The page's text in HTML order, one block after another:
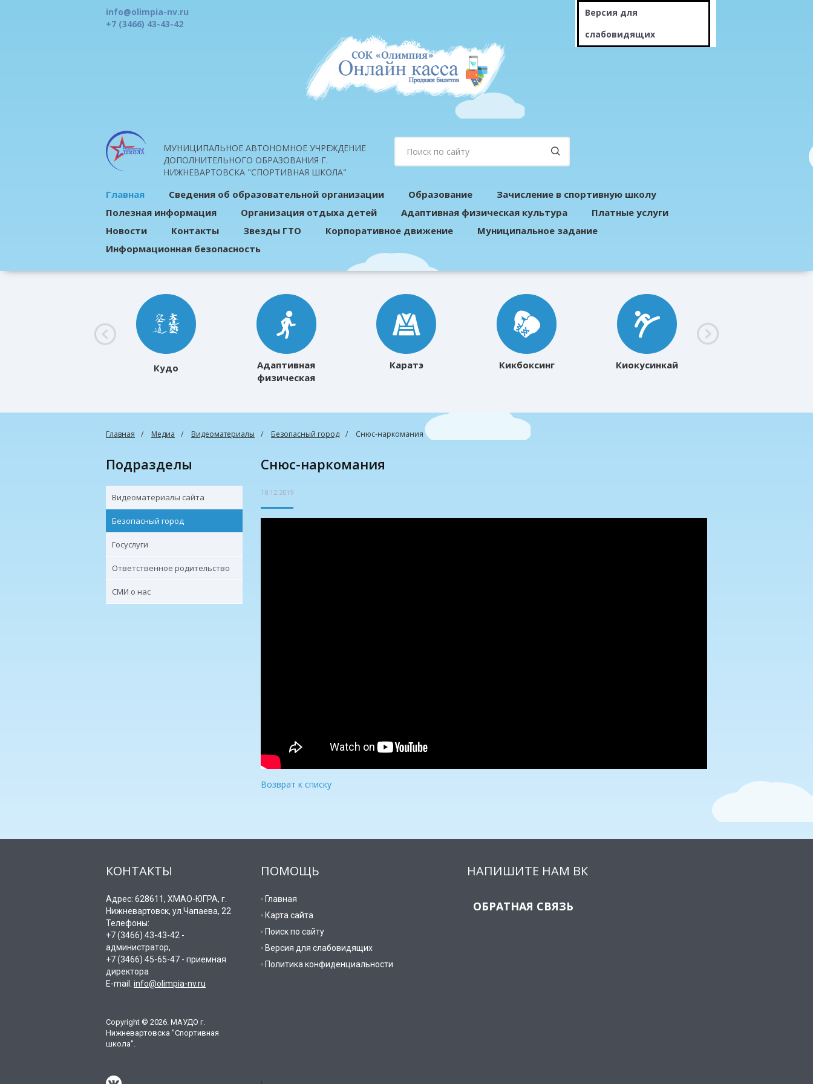
info@olimpia-nv.ru
+7 (3466) 43-43-42
Версия для
слабовидящих
МУНИЦИПАЛЬНОЕ АВТОНОМНОЕ УЧРЕЖДЕНИЕ
ДОПОЛНИТЕЛЬНОГО ОБРАЗОВАНИЯ Г.
НИЖНЕВАРТОВСКА "СПОРТИВНАЯ ШКОЛА"
Главная Сведения об образовательной организации Образование
Зачисление в спортивную школу
Полезная информация
Организация отдыха детей Адаптивная физическая культура
Платные услуги
Новости
Контакты Звезды ГТО Корпоративное движение
Муниципальное задание
Информационная безопасность
Кудо
Адаптивная
физическая
Каратэ Кикбоксинг Киокусинкай
Главная Медиа Видеоматериалы Безопасный город Снюс-наркомания
Подразделы
Видеоматериалы сайта
Безопасный город
Госуслуги
Ответственное родительство
СМИ о нас
Снюс-наркомания
18.12.2019
Возврат к списку
НАПИШИТЕ НАМ ВК
ОБРАТНАЯ СВЯЗЬ
ПОМОЩЬ
Главная
Карта сайта
Поиск по сайту
Версия для слабовидящих
Политика конфиденциальности
КОНТАКТЫ
Адрес: 628611, ХМАО-ЮГРА, г.
Нижневартовск, ул.Чапаева, 22
Телефоны:
+7 (3466) 43-43-42 -
администратор,
+7 (3466) 45-65-47 - приемная
директора
E-mail:info@olimpia-nv.ru
Copyright © 2026. МАУДО г.
Нижневартовска "Спортивная
школа".